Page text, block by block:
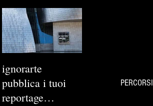
ignorarte
pubblica i tuoi
reportage
PERCORSI